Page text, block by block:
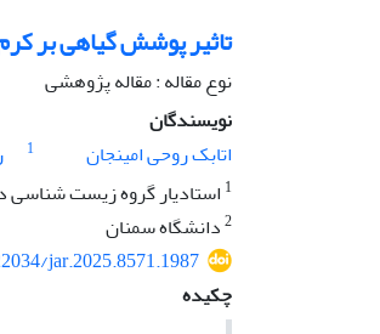
تاثیر پوشش گیاهی بر
نوع مقاله : مقاله پژوهشی
نویسندگان
اتابک روحی امینجان
1
1 استادیار گروه زیست شناسی
2دانشگاه سمنان
jar.2025.8571.1987
چکیده